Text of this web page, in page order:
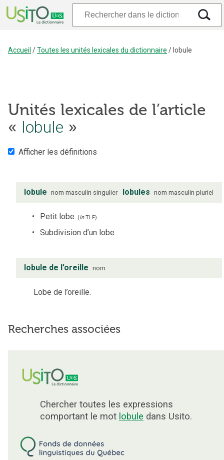
Accueil /Toutes les unités lexicales du dictionnaire / lobule
Unités lexicales de l’article
« lobule »
Afficher les définitions
lobule nom masculin singulier lobules nom masculin pluriel
Petit lobe. (inTLF)
Subdivision d’un lobe.
lobule de l’oreille nom
Lobe de l’oreille.
Recherches associées
Chercher toutes les expressions
comportant le mot lobule dans Usito.